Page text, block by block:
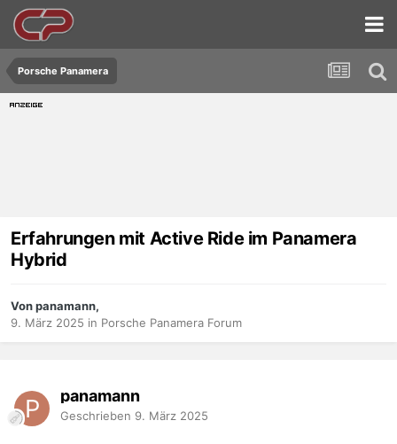
Porsche Panamera
Erfahrungen mit Active Ride im Panamera
Hybrid
Von panamann,
9. März 2025 in Porsche Panamera Forum
panamann
Geschrieben 9. März 2025